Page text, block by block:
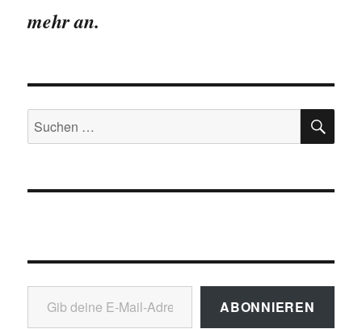
mehr an.
Suchen
nach:
Gib deine E-Mail-Adresse ein ...
ABONNIEREN